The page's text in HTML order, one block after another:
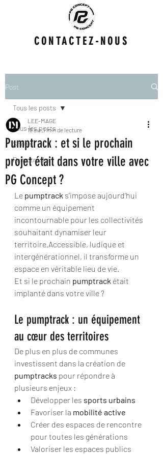
CONTACTEZ-NOUS
Post
Tous les posts
Shows
Pumptracks
Tous les posts
Pumptrack : et si le prochain
projet était dans votre ville avec
PG Concept ?
LEE-MAGE
18 avr.1 min de lecture
Le pumptrack s’impose aujourd’hui
comme un équipement
incontournable pour les collectivités
souhaitant dynamiser leur
territoire.Accessible, ludique et
intergénérationnel, il transforme un
espace en véritable lieu de vie.
Et si le prochain pumptrack était
implanté dans votre ville ?
Le pumptrack : un équipement
au cœur des territoires
De plus en plus de communes
investissent dans la création de
pumptracks pour répondre à
plusieurs enjeux :
Développer les sports urbains
Favoriser la mobilité active
Créer des espaces de rencontre
pour toutes les générations
Valoriser les espaces publics